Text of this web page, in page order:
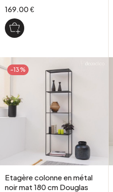
169.00 €
-13%
Etagère colonne en métal
noir mat 180 cm Douglas